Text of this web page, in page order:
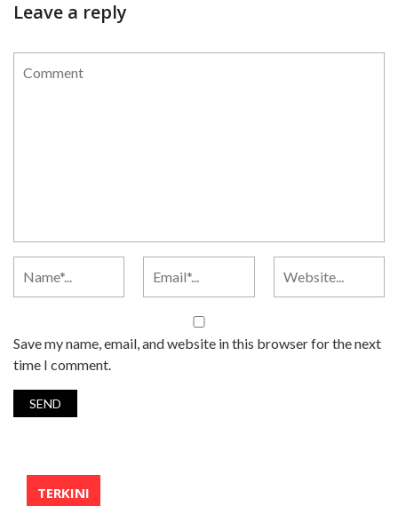
Leave a reply
Save my name, email, and website in this browser for the next
time I comment.
TERKINI